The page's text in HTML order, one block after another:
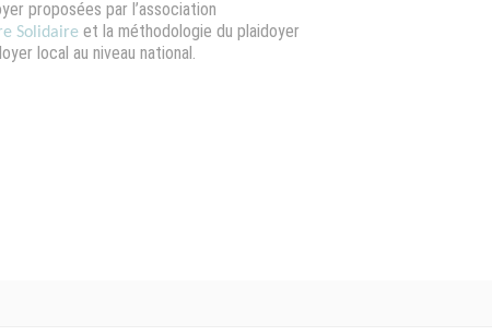
proposées par l’association
Solidaire et la méthodologie du plaidoyer
local au niveau national.